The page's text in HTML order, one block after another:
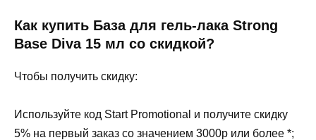
Как купить База для гель-лака Strong
Base Diva 15 мл со скидкой?
Чтобы получить скидку:
Используйте код Start Promotional и получите скидку
5% на первый заказ со значением 3000p или более *;